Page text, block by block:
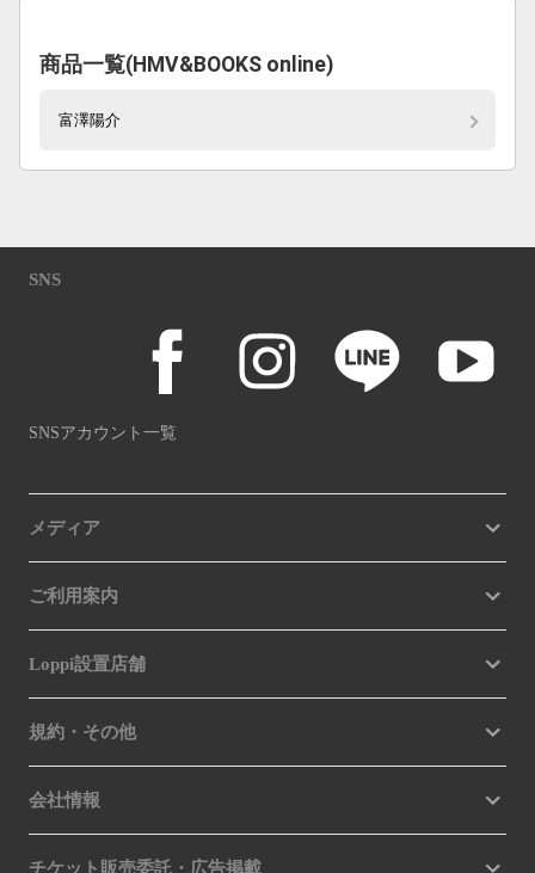
商品一覧(HMV&BOOKS online)
富澤陽介
SNS
SNSアカウント一覧
メディア
ご利用案内
Loppi設置店舗
規約・その他
会社情報
チケット販売委託・広告掲載